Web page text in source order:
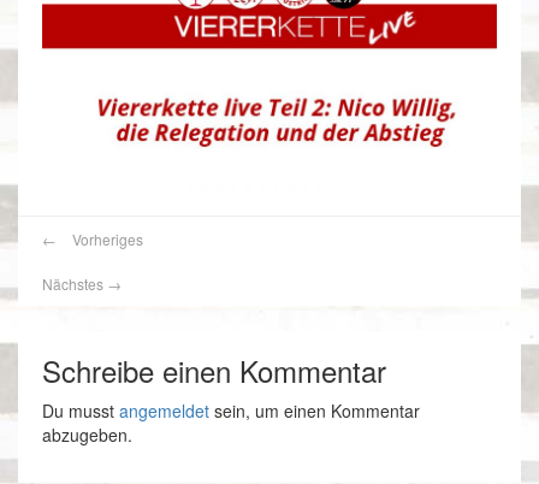
← Vorheriges
Nächstes →
Schreibe einen Kommentar
Du musst angemeldet sein, um einen Kommentar
abzugeben.